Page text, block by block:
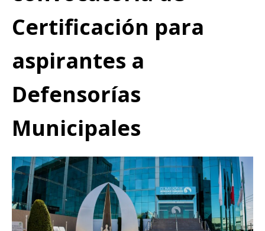
Certificación para
aspirantes a
Defensorías
Municipales